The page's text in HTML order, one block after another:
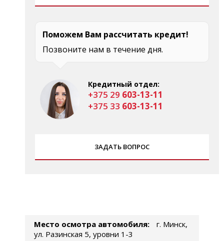
Поможем Вам рассчитать кредит!
Позвоните нам в течение дня.
Кредитный отдел:
+375 29 603-13-11
+375 33 603-13-11
ЗАДАТЬ ВОПРОС
Место осмотра автомобиля:
г. Минск,
ул. Разинская 5, уровни 1-3